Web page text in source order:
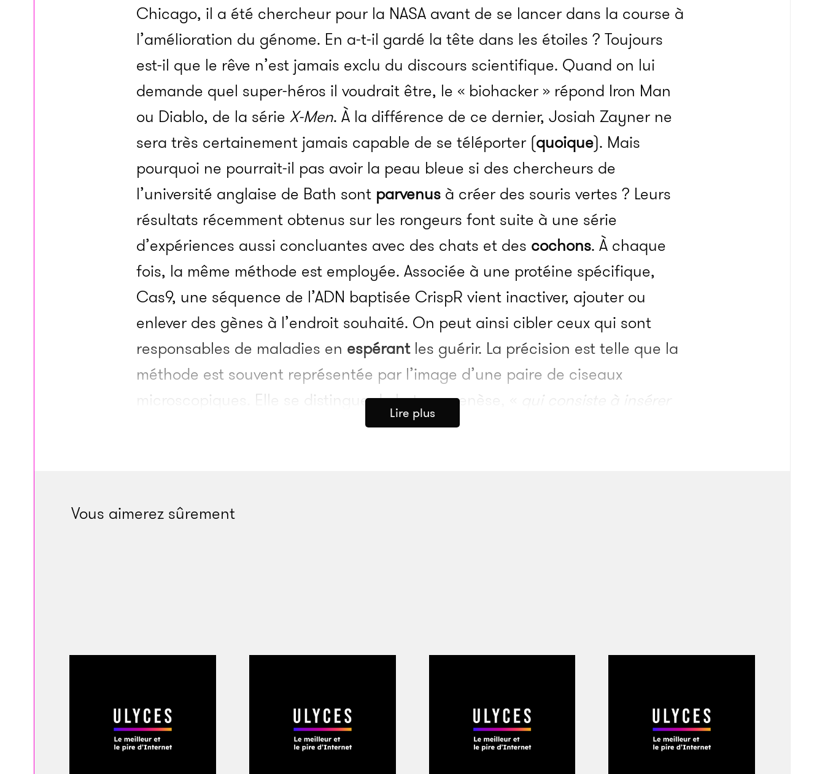
Chicago, il a été chercheur pour la NASA avant de se lancer dans la course à
l’amélioration du génome. En a-t-il gardé la tête dans les étoiles ? Toujours
est-il que le rêve n’est jamais exclu du discours scientifique. Quand on lui
demande quel super-héros il voudrait être, le « biohacker » répond Iron Man
ou Diablo, de la série X-Men. À la différence de ce dernier, Josiah Zayner ne
sera très certainement jamais capable de se téléporter (quoique). Mais
pourquoi ne pourrait-il pas avoir la peau bleue si des chercheurs de
l’université anglaise de Bath sont parvenusà créer des souris vertes ? Leurs
résultats récemment obtenus sur les rongeurs font suite à une série
d’expériences aussi concluantes avec des chats et des cochons. À chaque
fois, la même méthode est employée. Associée à une protéine spécifique,
Cas9, une séquence de l’ADN baptisée CrispR vient inactiver, ajouter ou
enlever des gènes à l’endroit souhaité. On peut ainsi cibler ceux qui sont
responsables de maladies en espérantles guérir. La précision est telle que la
méthode est souvent représentée par l’image d’une paire de ciseaux
microscopiques. Elle se distingue de la transgenèse, «
consiste à insérer
un gène additionnel dans un génome, en espérant qu’il confère un caractère
moléculaire Bernard Dujon. S’étant approprié la technique, Josiah Zayner
bénéficier, pense Zayner. Il n’est pas le seul puisque des dizaines
groupe américain Horizon Discovery s’appelle même «X-Man
Lire plus
Vous aimerez sûrement